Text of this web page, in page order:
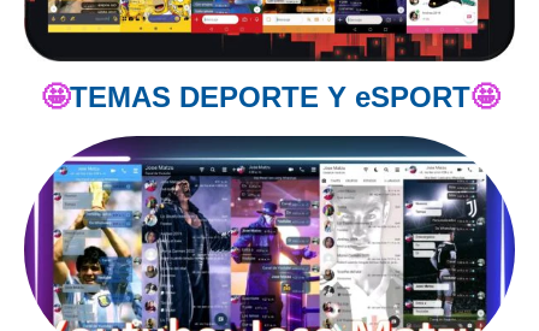
🤩TEMAS DEPORTE Y eSPORT🤩